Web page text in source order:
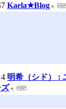
Kaela★Blog
明希（シド） :